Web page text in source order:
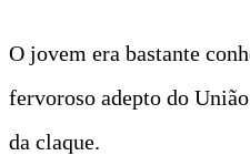
O jovem era bastante
fervoroso adepto do
da claque.